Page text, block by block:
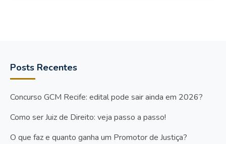
Posts Recentes
Concurso GCM Recife: edital pode sair ainda em 2026?
Como ser Juiz de Direito: veja passo a passo!
O que faz e quanto ganha um Promotor de Justiça?